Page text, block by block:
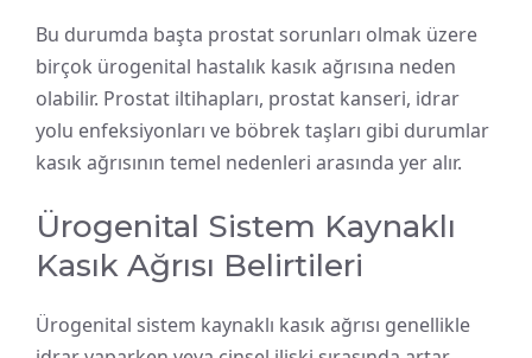
Bu durumda başta prostat sorunları olmak üzere
birçok ürogenital hastalık kasık ağrısına neden
olabilir. Prostat iltihapları, prostat kanseri, idrar
yolu enfeksiyonları ve böbrek taşları gibi durumlar
kasık ağrısının temel nedenleri arasında yer alır.
Ürogenital Sistem Kaynaklı
Kasık Ağrısı Belirtileri
Ürogenital sistem kaynaklı kasık ağrısı genellikle